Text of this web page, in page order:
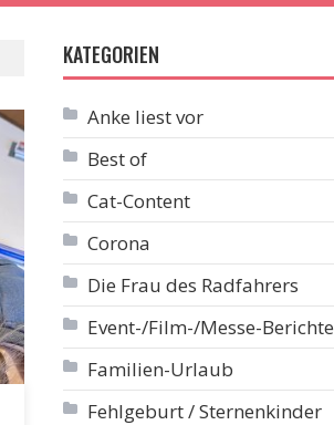
KATEGORIEN
Anke liest vor
Best of
Cat-Content
Corona
Die Frau des Radfahrers
Event-/Film-/Messe-Berichte
Familien-Urlaub
Fehlgeburt / Sternenkinder